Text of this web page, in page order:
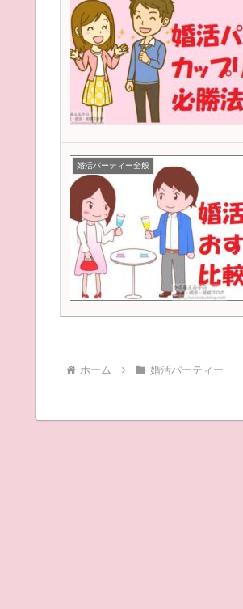
婚活パーティー全般
ホーム 婚活パーティー